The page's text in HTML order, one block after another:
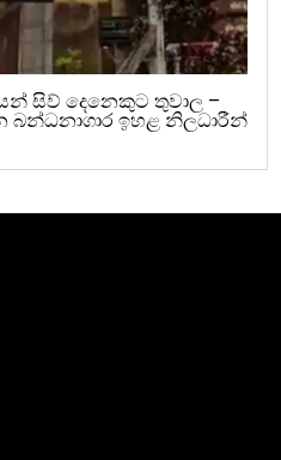
සිව් දෙනෙකුට තුවාල –
ඉහළ නිලධාරීන්